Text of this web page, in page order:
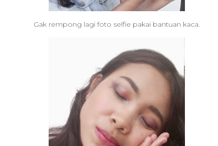
Gak rempong lagi foto selfie pakai bantuan kaca.